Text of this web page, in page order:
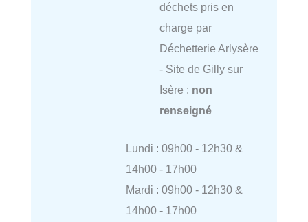
déchets pris en
charge par
Déchetterie Arlysère
- Site de Gilly sur
Isère : non
renseigné
Lundi : 09h00 - 12h30 &
14h00 - 17h00
Mardi : 09h00 - 12h30 &
14h00 - 17h00